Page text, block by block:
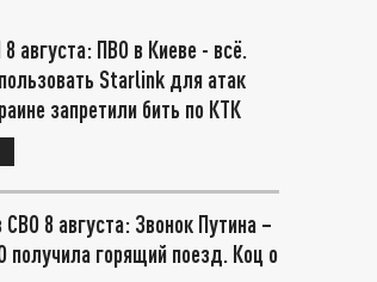
августа: ПВО в Киеве - всё.
Starlink для атак
запретили бить по КТК
8 августа: Звонок Путина –
горящий поезд. Коц о